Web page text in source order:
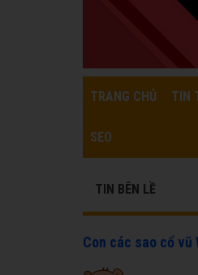
TRANG CHỦ TIN
SEO
TIN BÊN LỀ
Con các sao cổ vũ